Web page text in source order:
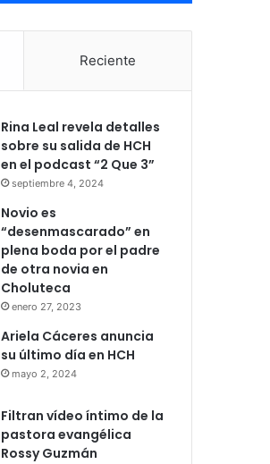
Reciente
Rina Leal revela detalles
sobre su salida de HCH
en el podcast “2 Que 3”
septiembre 4, 2024
Novio es
“desenmascarado” en
plena boda por el padre
de otra novia en
Choluteca
enero 27, 2023
Ariela Cáceres anuncia
su último día en HCH
mayo 2, 2024
Filtran vídeo íntimo de la
pastora evangélica
Rossy Guzmán